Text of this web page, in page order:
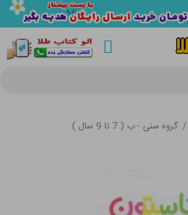
/ گروه سنی - ب ( 7 تا 9 سال )